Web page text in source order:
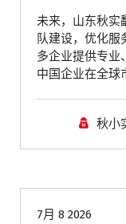
未来，山东秋实
队建设，优化服
多企业提供专业
中国企业在全球
秋小
7月 8 2026